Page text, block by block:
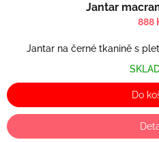
Jantar
888
Jantar na černé tkanině s
Do